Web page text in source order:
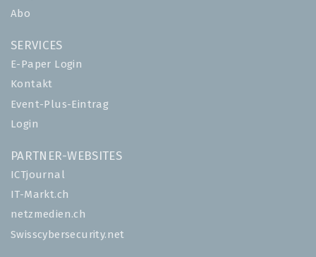
Abo
SERVICES
E-Paper Login
Kontakt
Event-Plus-Eintrag
Login
PARTNER-WEBSITES
ICTjournal
IT-Markt.ch
netzmedien.ch
Swisscybersecurity.net